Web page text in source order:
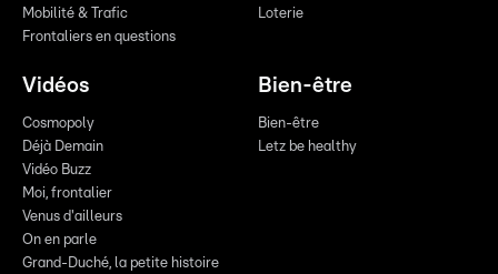
Mobilité & Trafic
Frontaliers en questions
Loterie
Vidéos
Cosmopoly
Déjà Demain
Vidéo Buzz
Moi, frontalier
Venus d'ailleurs
On en parle
Grand-Duché, la petite histoire
Bien-être
Bien-être
Letz be healthy